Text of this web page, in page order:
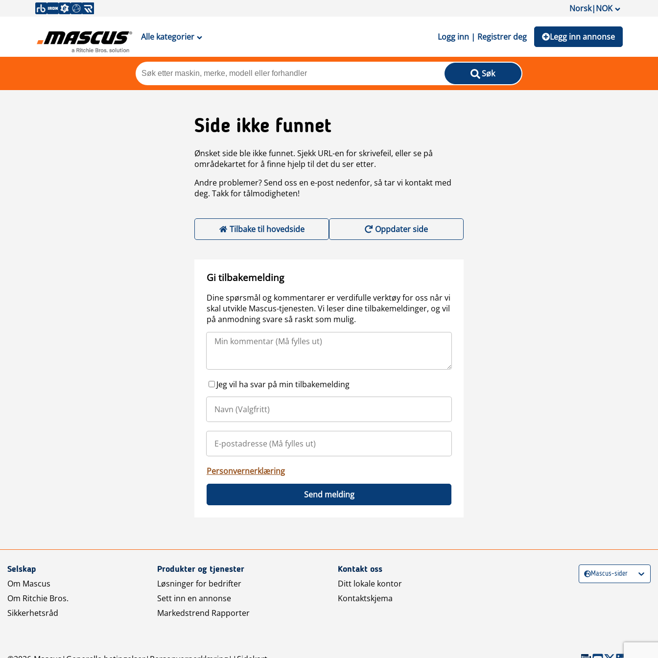
Norsk|NOK
Alle kategorier Logg inn | Registrer deg Legg inn annonse
Søk
Side ikke funnet
Ønsket side ble ikke funnet. Sjekk URL-en for skrivefeil, eller se på
områdekartet for å finne hjelp til det du ser etter.
Andre problemer? Send oss en e-post nedenfor, så tar vi kontakt med
deg. Takk for tålmodigheten!
Tilbake til hovedside Oppdater side
Gi tilbakemelding
Dine spørsmål og kommentarer er verdifulle verktøy for oss når vi
skal utvikle Mascus-tjenesten. Vi leser dine tilbakemeldinger, og vil
på anmodning svare så raskt som mulig.
Jeg vil ha svar på min tilbakemelding
Personvernerklæring
Send melding
Selskap
Om Mascus
Om Ritchie Bros.
Sikkerhetsråd
Produkter og tjenester
Løsninger for bedrifter
Sett inn en annonse
Markedstrend Rapporter
Kontakt oss
Ditt lokale kontor
Kontaktskjema
Mascus-sider